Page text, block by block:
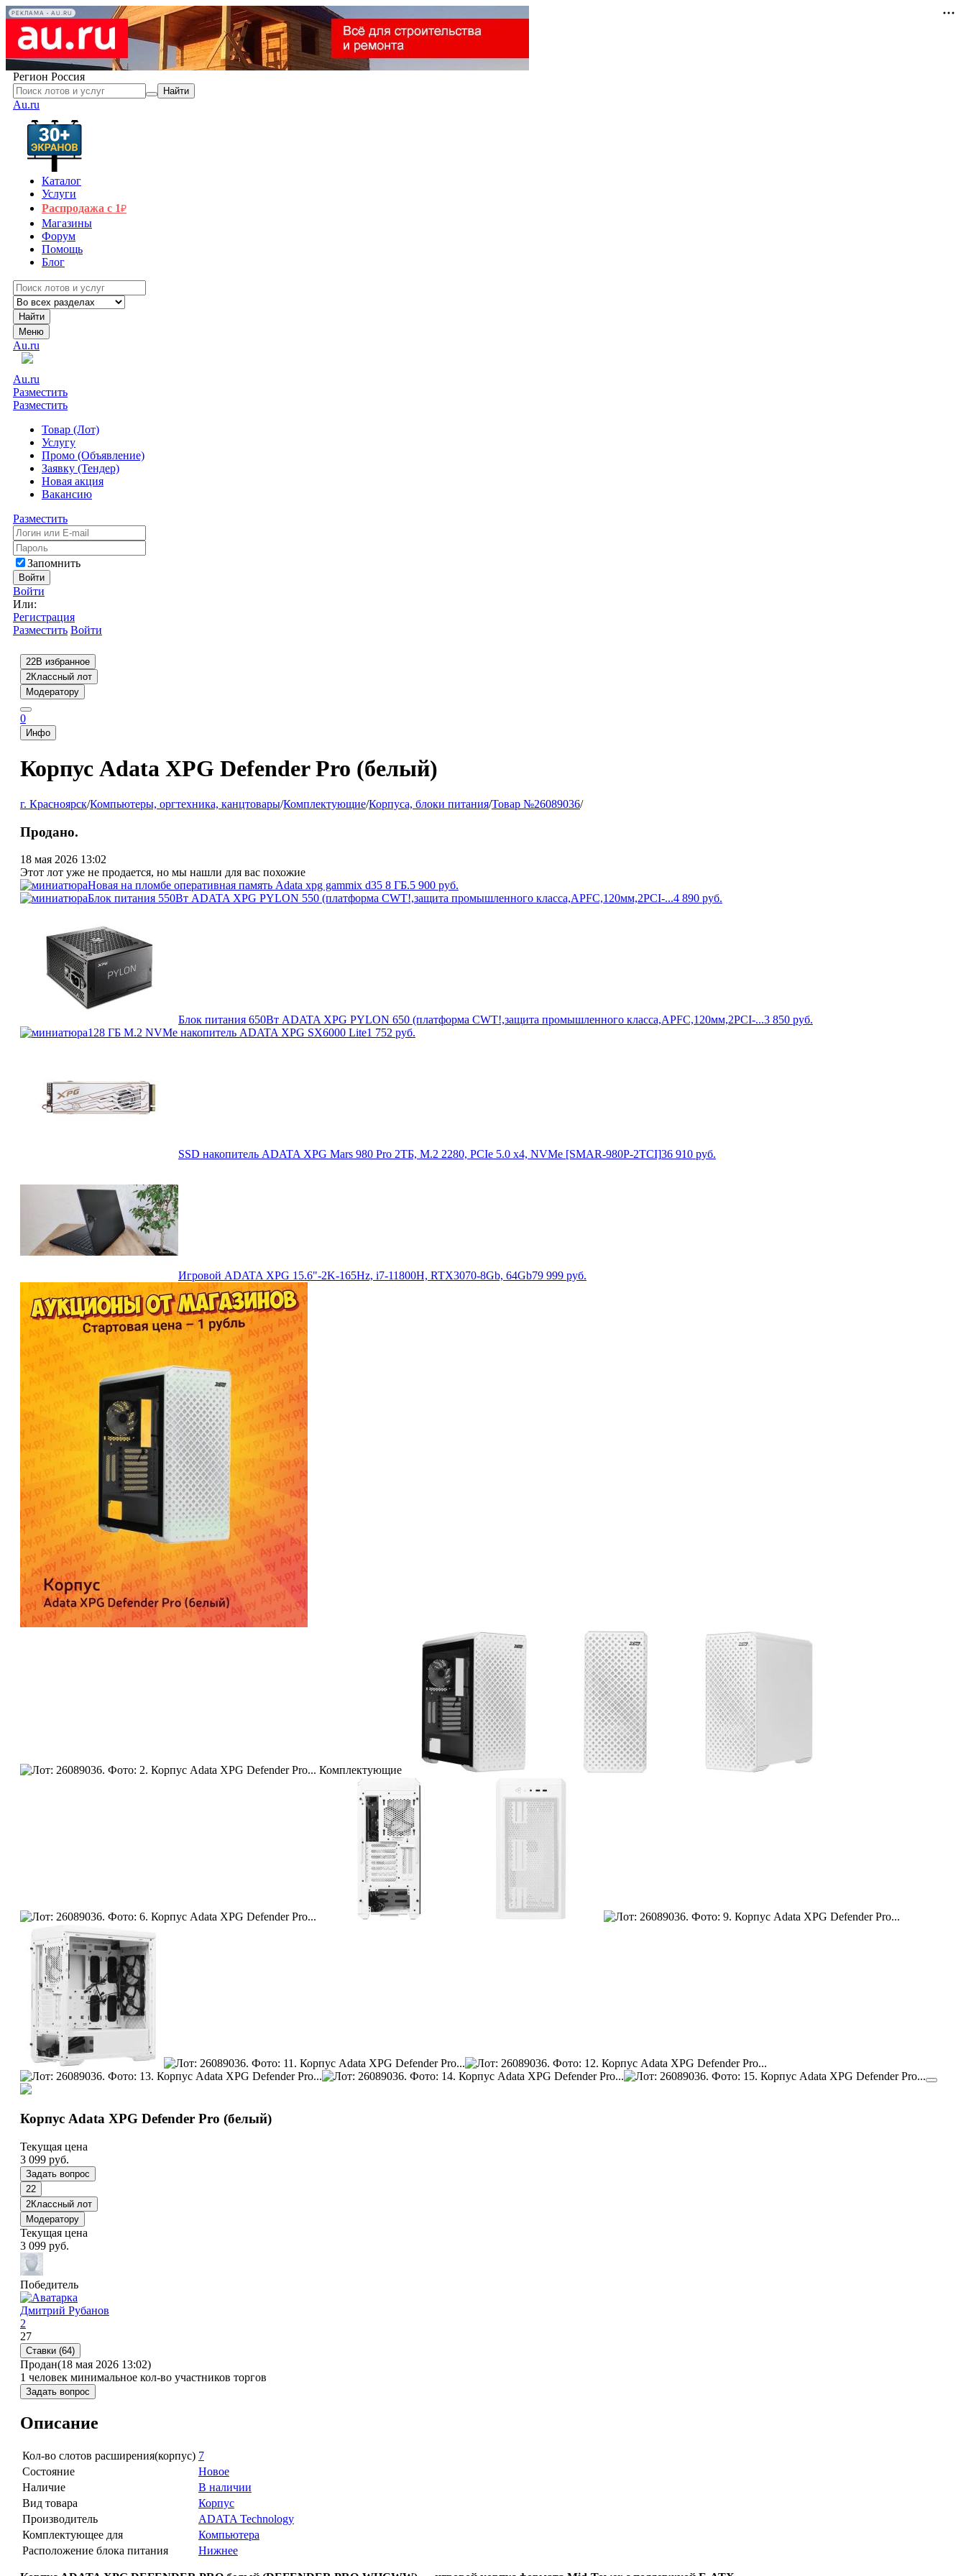
РЕКЛАМА • AU.RU
Регион Россия
Найти
Au.ru
Каталог
Услуги
Распродажа с 1₽
Магазины
Форум
Помощь
Блог
Найти
Меню
Au.ru
Au.ru
Разместить
Разместить
Товар (Лот)
Услугу
Промо (Объявление)
Заявку (Тендер)
Новая акция
Вакансию
Разместить
Запомнить
Войти
Войти
Или:
Регистрация
Разместить Войти
22В избранное
2Классный лот
Модератору
0
Инфо
Корпус Adata XPG Defender Pro (белый)
г. Красноярск/Компьютеры, оргтехника, канцтовары/Комплектующие/Корпуса, блоки питания/Товар №26089036/
Продано.
18 мая 2026 13:02
Этот лот уже не продается, но мы нашли для вас похожие
Новая на пломбе оперативная память Adata xpg gammix d35 8 ГБ.5 900 руб.
Блок питания 550Вт ADATA XPG PYLON 550 (платформа CWT!,защита промышленного класса,APFC,120мм,2PCI-...4 890 руб.
Блок питания 650Вт ADATA XPG PYLON 650 (платформа CWT!,защита промышленного класса,APFC,120мм,2PCI-...3 850 руб.
128 ГБ M.2 NVMe накопитель ADATA XPG SX6000 Lite1 752 руб.
SSD накопитель ADATA XPG Mars 980 Pro 2ТБ, M.2 2280, PCIe 5.0 x4, NVMe [SMAR-980P-2TCI]36 910 руб.
Игровой ADATA XPG 15.6"-2K-165Hz, i7-11800H, RTX3070-8Gb, 64Gb79 999 руб.
Корпус Adata XPG Defender Pro (белый)
Текущая цена
3 099 руб.
Задать вопрос
22
2Классный лот
Модератору
Текущая цена
3 099 руб.
Победитель
Дмитрий Рубанов
2
27
Ставки (64)
Продан(18 мая 2026 13:02)
1 человекминимальное кол-во участников торгов
Задать вопрос
Описание
Кол-во слотов расширения(корпус) 7
Состояние
Новое
Наличие
В наличии
Вид товара
Корпус
Производитель
ADATA Technology
Комплектующее для
Компьютера
Расположение блока питания
Нижнее